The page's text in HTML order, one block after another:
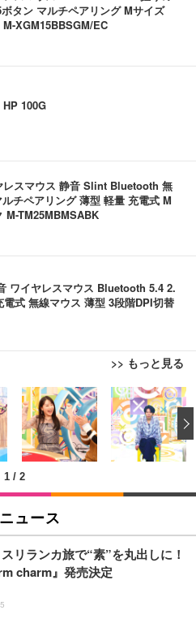
タン マルチペアリング Mサイズ
XGM15BBSGM/EC
100G
レスマウス 静音 Slint Bluetooth 無
チペアリング 薄型 軽量 充電式 M
M-TM25MBMSABK
ワイヤレスマウス Bluetooth 5.4 2.
電式 無線マウス 薄型 3段階DPI切替
>> もっと見る
ーアーム シングルアーム 17~32イン
ガス式 VESA規格対応 ブラック
アーム ワイドモニター対応 17~49
軸 DPA-SS11BK
ーアーム ディスプレイアーム シン
インチ対応 耐荷重9kg VESA規格
【メーカー保証1年】【850W GOL
ミングPC デスクトップパソコン
Ryzen 7 5700X メモリ32GB NV
11 Home CX200M ブラック
【メーカー保証1年】【850W GOL
Ryzen 7 5700X メモリ32GB NV
11 Home CX200M ホワイト
Lenovo ThinkCentre M75s Gen2 Ry
メモリ16GB SSD256GB Window
2021 Type-C Wi-Fi Bluetooth D
Type-C USB-C 20W USB PD対応
1.5m PSE認証品 GaN採用 折りたた
ちゃん 【 iPhone16 15 等対応】 E
ー 大容量 30000mAh 【22.5W/20
充電 Type-C出力 スマホ 充電器 LC
イト付き ストラップ付き 持ち運び
対策 アウトドア/旅行/出張/防災/緊
各種他対応 機内持込可 (高級白い)
Type-C USB-C 20W USB PD対応 1
GaN採用 折りたたみ式プラグ ホ
15 等対応】 EC-AC6820WH
1 / 2
ュース
リランカ旅で“素”を丸出しに！
charm』発売決定